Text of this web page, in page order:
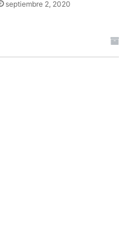
septiembre 2, 2020